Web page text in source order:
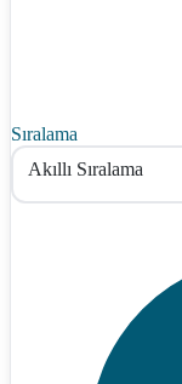
Sıralama
Akıllı Sıralama